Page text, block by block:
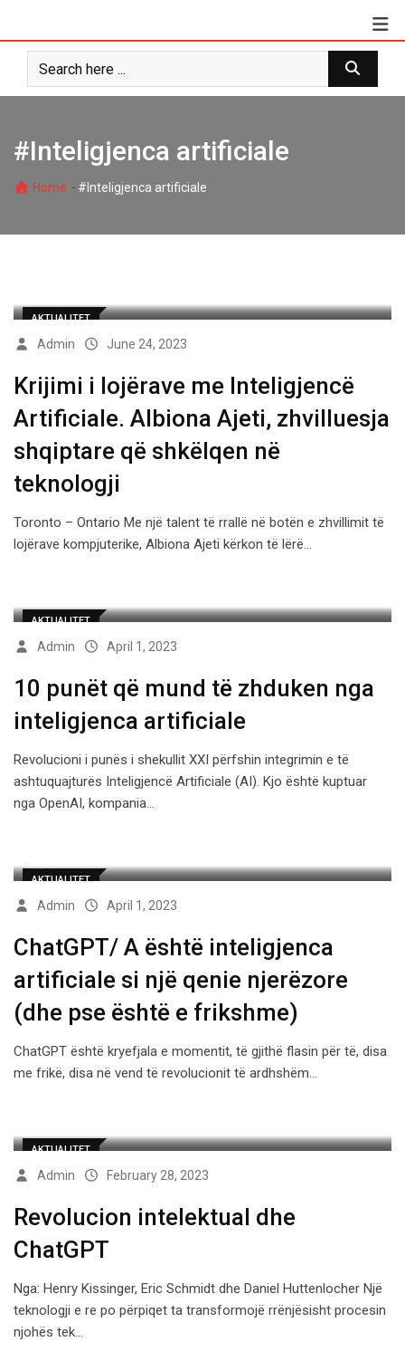
content
#Inteligjenca artificiale
Home - #Inteligjenca artificiale
AKTUALITET
Admin June 24, 2023
Krijimi i lojërave me Inteligjencë
Artificiale. Albiona Ajeti, zhvilluesja
shqiptare që shkëlqen në
teknologji
Toronto – Ontario Me një talent të rrallë në botën e zhvillimit të
lojërave kompjuterike, Albiona Ajeti kërkon të lërë…
AKTUALITET
Admin April 1, 2023
10 punët që mund të zhduken nga
inteligjenca artificiale
Revolucioni i punës i shekullit XXI përfshin integrimin e të
ashtuquajturës Inteligjencë Artificiale (AI). Kjo është kuptuar
nga OpenAI, kompania…
AKTUALITET
Admin April 1, 2023
ChatGPT/ A është inteligjenca
artificiale si një qenie njerëzore
(dhe pse është e frikshme)
ChatGPT është kryefjala e momentit, të gjithë flasin për të, disa
me frikë, disa në vend të revolucionit të ardhshëm…
AKTUALITET
Admin February 28, 2023
Revolucion intelektual dhe
ChatGPT
Nga: Henry Kissinger, Eric Schmidt dhe Daniel Huttenlocher Një
teknologji e re po përpiqet ta transformojë rrënjësisht procesin
njohës tek…